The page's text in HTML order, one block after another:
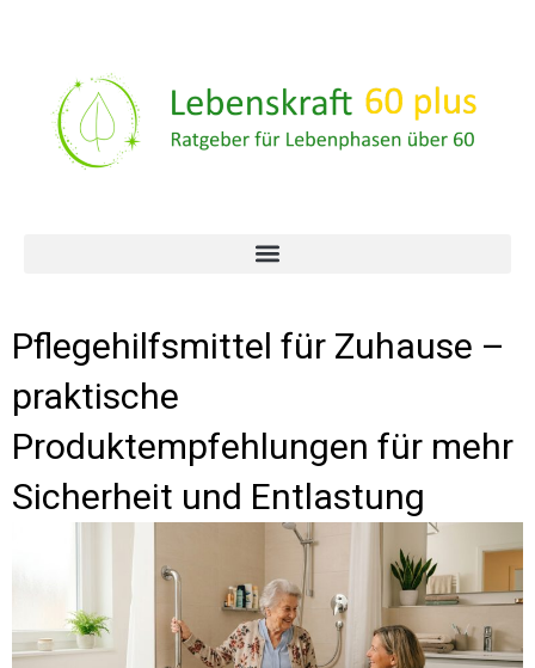
Pflegehilfsmittel für Zuhause –
praktische
Produktempfehlungen für mehr
Sicherheit und Entlastung